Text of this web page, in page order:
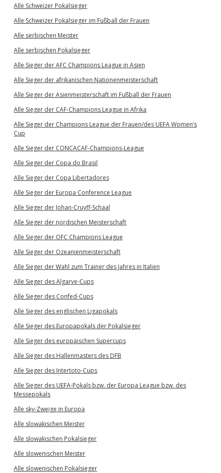
Alle Schweizer Pokalsieger
Alle Schweizer Pokalsieger im Fußball der Frauen
Alle serbischen Meister
Alle serbischen Pokalsieger
Alle Sieger der AFC Champions League in Asien
Alle Sieger der afrikanischen Nationenmeisterschaft
Alle Sieger der Asienmeisterschaft im Fußball der Frauen
Alle Sieger der CAF-Champions League in Afrika
Alle Sieger der Champions League der Frauen/des UEFA Women’s
Cup
Alle Sieger der CONCACAF-Champions-League
Alle Sieger der Copa do Brasil
Alle Sieger der Copa Libertadores
Alle Sieger der Europa Conference League
Alle Sieger der Johan-Cruyff-Schaal
Alle Sieger der nordischen Meisterschaft
Alle Sieger der OFC Champions League
Alle Sieger der Ozeanienmeisterschaft
Alle Sieger der Wahl zum Trainer des Jahres in Italien
Alle Sieger des Algarve-Cups
Alle Sieger des Confed-Cups
Alle Sieger des englischen Ligapokals
Alle Sieger des Europapokals der Pokalsieger
Alle Sieger des europäischen Supercups
Alle Sieger des Hallenmasters des DFB
Alle Sieger des Intertoto-Cups
Alle Sieger des UEFA-Pokals bzw. der Europa League bzw. des
Messepokals
Alle sky-Zweige in Europa
Alle slowakischen Meister
Alle slowakischen Pokalsieger
Alle slowenischen Meister
Alle slowenischen Pokalsieger